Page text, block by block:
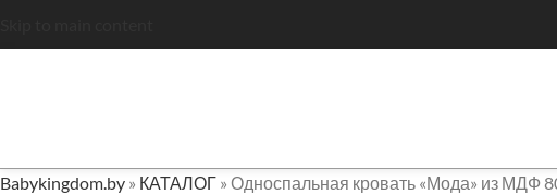
Babykingdom.by » КАТАЛОГ » Односпальная кровать «Мода» из МДФ